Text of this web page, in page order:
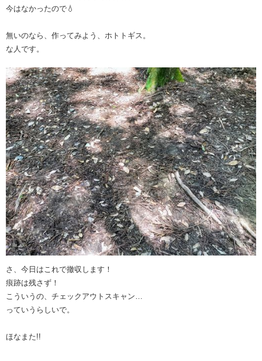
今はなかったので💧
無いのなら、作ってみよう、ホトトギス。
な人です。
さ、今日はこれで撤収します！
痕跡は残さず！
こういうの、チェックアウトスキャン…
っていうらしいで。
ほなまた!!